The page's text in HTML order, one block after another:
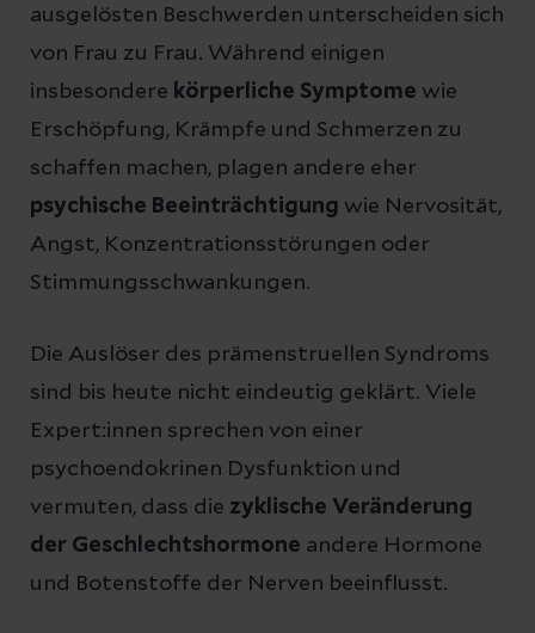
ausgelösten Beschwerden unterscheiden sich
von Frau zu Frau. Während einigen
insbesondere körperliche Symptome wie
Erschöpfung, Krämpfe und Schmerzen zu
schaffen machen, plagen andere eher
psychische Beeinträchtigung wie Nervosität,
Angst, Konzentrationsstörungen oder
Stimmungsschwankungen.
Die Auslöser des prämenstruellen Syndroms
sind bis heute nicht eindeutig geklärt. Viele
Expert:innen sprechen von einer
psychoendokrinen Dysfunktion und
vermuten, dass die zyklische Veränderung
der Geschlechtshormone andere Hormone
und Botenstoffe der Nerven beeinflusst.